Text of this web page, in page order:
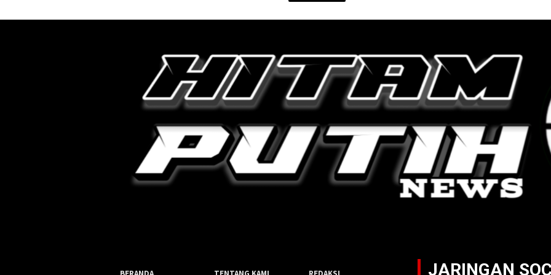
JARINGAN